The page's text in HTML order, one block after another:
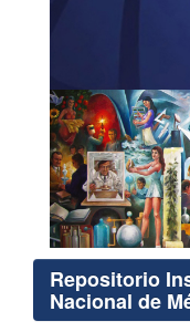
Repositorio
Nacional de